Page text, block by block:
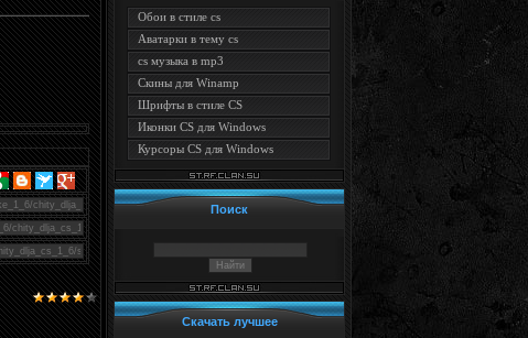
Обои в стиле cs
Аватарки в тему cs
cs музыка в mp3
Скины для Winamp
Шрифты в стиле CS
Иконки CS для Windows
Курсоры CS для Windows
Поиск
Скачать лучшее